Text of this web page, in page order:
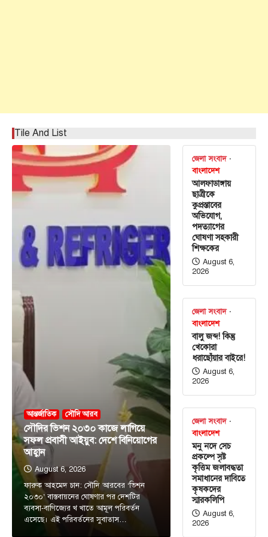
Tile And List
আন্তর্জাতিক সৌদি আরব
সৌদির ভিশন ২০৩০ কাজে লাগিয়ে
সফল প্রবাসী আইয়ুব: দেশে বিনিয়োগের
আহ্বান
August 6, 2026
ফারুক আহমেদ চান: সৌদি আরবের ‘ভিশন
২০৩০’ বাস্তবায়নের ঘোষণার পর দেশটির
ব্যবসা-বাণিজ্যের খ খাতে আমূল পরিবর্তন
এসেছে। এই পরিবর্তনের সুবাতাস…
জেলা সংবাদ
বাংলাদেশ
আলফাডাঙ্গায়
ছাত্রীকে
কুপ্রস্তাবের
অভিযোগ,
পদত্যাগের
ঘোষণা সহকারী
শিক্ষকের
August 6,
2026
জেলা সংবাদ
বাংলাদেশ
বালু জব্দ! কিন্তু
খেকোরা
ধরাছোঁয়ার বাইরে!
August 6,
2026
জেলা সংবাদ
বাংলাদেশ
মনু নদে সেচ
প্রকল্পে সৃষ্ট
কৃত্তিম জলাবদ্ধতা
সমাধানের দাবিতে
কৃষকদের
স্মারকলিপি
August 6,
2026